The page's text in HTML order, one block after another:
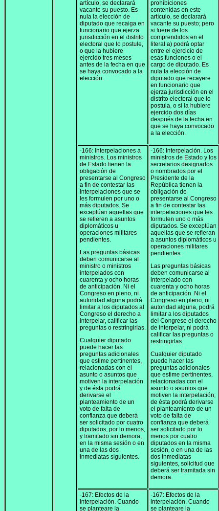
artículo, se declarará
vacante su puesto. Es
nula la elección de
diputado que recaiga en
funcionario que ejerza
jurisdicción en el distrito
electoral que lo postule,
o que la hubiere
ejercido tres meses
antes de la fecha en que
se haya convocado a la
elección.
prohibiciones
contenidas en este
artículo, se declarará
vacante su puesto; pero
si fuere de los
comprendidos en el
literal a) podrá optar
entre el ejercicio de
esas funciones o el
cargo de diputado. Es
nula la elección de
diputado que recayere
en funcionario que
ejerza jurisdicción en el
distrito electoral que lo
postula, o si la hubiere
ejercido dos días
después de la fecha en
que se haya convocado
a la elección.
-166: Interpelaciones a
ministros. Los ministros
de Estado tienen la
obligación de
presentarse al Congreso
a fin de contestar las
interpelaciones que se
les formulen por uno o
más diputados. Se
exceptúan aquellas que
se refieren a asuntos
diplomáticos u
operaciones militares
pendientes.
Las preguntas básicas
deben comunicarse al
ministro o ministros
interpelados con
cuarenta y ocho horas
de anticipación. Ni el
Congreso en pleno, ni
autoridad alguna podrá
limitar a los diputados al
Congreso el derecho a
interpelar, calificar las
preguntas o restringirlas.
Cualquier diputado
puede hacer las
preguntas adicionales
que estime pertinentes,
relacionadas con el
asunto o asuntos que
motiven la interpelación
y de ésta podrá
derivarse el
planteamiento de un
voto de falta de
confianza que deberá
ser solicitado por cuatro
diputados, por lo menos,
y tramitado sin demora,
en la misma sesión o en
una de las dos
inmediatas siguientes.
-166: Interpelación. Los
ministros de Estado y los
secretarios designados
o nombrados por el
Presidente de la
República tienen la
obligación de
presentarse al Congreso
a fin de contestar las
interpelaciones que les
formulen uno o más
diputados. Se exceptúan
aquellas que se refieran
a asuntos diplomáticos u
operaciones militares
pendientes.
Las preguntas básicas
deben comunicarse al
interpelado con
cuarenta y ocho horas
de anticipación. Ni el
Congreso en pleno, ni
autoridad alguna, podrá
limitar a los diputados
del Congreso el derecho
de interpelar, ni podrá
calificar las preguntas o
restringirlas.
Cualquier diputado
puede hacer las
preguntas adicionales
que estime pertinentes,
relacionadas con el
asunto o asuntos que
motiven la interpelación;
de ésta podrá derivarse
el planteamiento de un
voto de falta de
confianza que deberá
ser solicitado por lo
menos por cuatro
diputados en la misma
sesión, o en una de las
dos inmediatas
siguientes, solicitud que
deberá ser tramitada sin
demora.
-167: Efectos de la
interpelación. Cuando
se planteare la
-167: Efectos de la
interpelación. Cuando
se planteare la